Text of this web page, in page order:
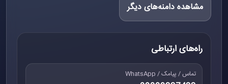
مشاهده دامنه‌های دیگر
راه‌های ارتباطی
تماس / پیامک / WhatsApp